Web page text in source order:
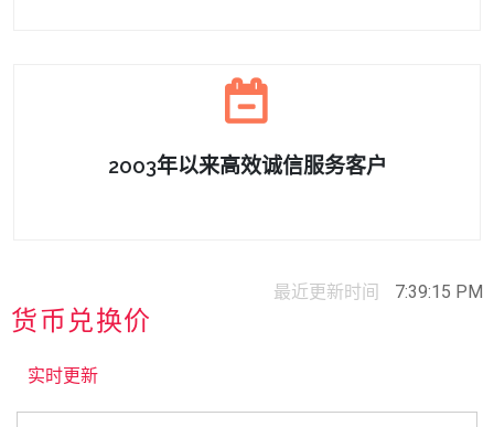
2003年以来高效诚信服务客户
货币兑换价
实时更新
最近更新时间 7:39:15 PM